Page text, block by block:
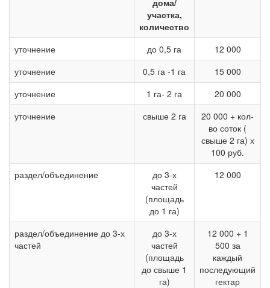
дома/
участка,
количество
уточнение до 0,5 га
12 000
уточнение
0,5 га -1 га
15 000
уточнение
1 га- 2 га
20 000
уточнение
свыше 2 га
20 000 + кол-
во соток (
свыше 2 га) х
100 руб.
раздел/объединение
до 3-х
частей
(площадь
до 1 га)
12 000
раздел/объединение до 3-х
частей
до 3-х
частей
(площадь
до свыше 1
га)
12 000 + 1
500 за
каждый
последующий
гектар